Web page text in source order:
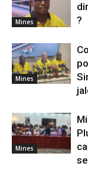
Mines
?
Mines
Mines